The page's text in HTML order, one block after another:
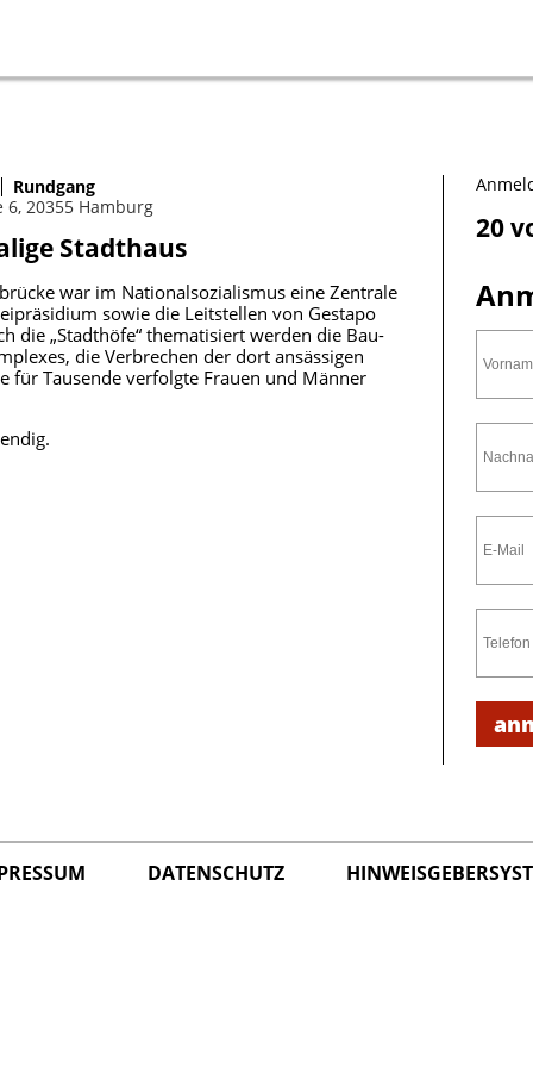
Rundgang
20355 Hamburg
Stadthaus
war im Nationalsozialismus eine Zentrale
sowie die Leitstellen von Gestapo
die „Stadthöfe“ thematisiert werden die Bau-
die Verbrechen der dort ansässigen
für Tausende verfolgte Frauen und Männer
20
DATENSCHUTZ